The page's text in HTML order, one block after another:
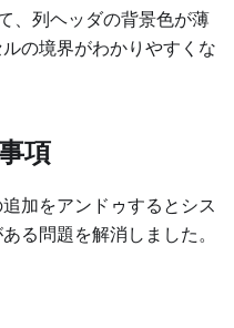
、列ヘッダの背景色が薄
の境界がわかりやすくな
項
加をアンドゥするとシス
る問題を解消しました。